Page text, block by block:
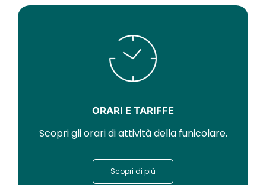
ORARI E TARIFFE
Scopri gli orari di attività della funicolare.
Scopri di più